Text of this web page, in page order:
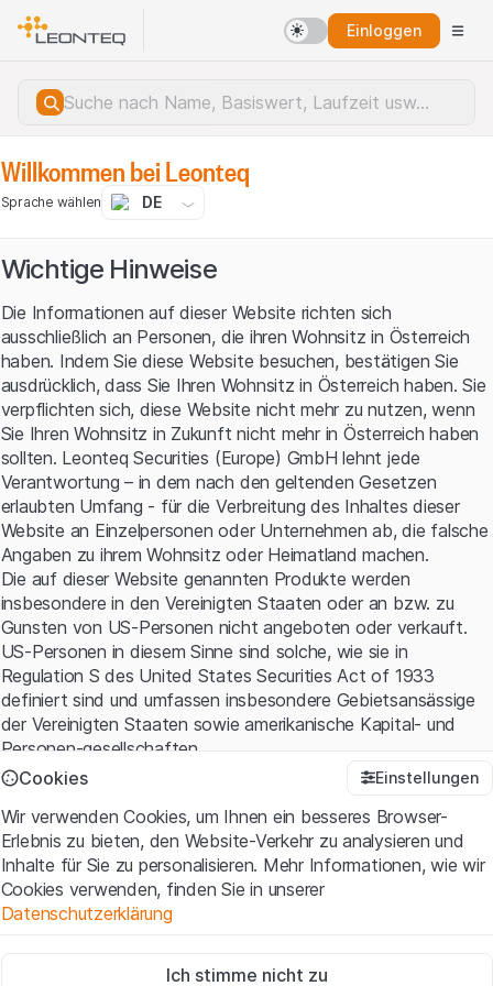
Einloggen
Serverfehler.
Willkommen bei Leonteq
Sprache wählen DE
Wichtige Hinweise
Die Informationen auf dieser Website richten sich
ausschließlich an Personen, die ihren Wohnsitz in Österreich
haben. Indem Sie diese Website besuchen, bestätigen Sie
ausdrücklich, dass Sie Ihren Wohnsitz in Österreich haben. Sie
verpflichten sich, diese Website nicht mehr zu nutzen, wenn
Sie Ihren Wohnsitz in Zukunft nicht mehr in Österreich haben
sollten. Leonteq Securities (Europe) GmbH lehnt jede
Verantwortung – in dem nach den geltenden Gesetzen
erlaubten Umfang - für die Verbreitung des Inhaltes dieser
Website an Einzelpersonen oder Unternehmen ab, die falsche
Angaben zu ihrem Wohnsitz oder Heimatland machen.
Die auf dieser Website genannten Produkte werden
insbesondere in den Vereinigten Staaten oder an bzw. zu
Gunsten von US-Personen nicht angeboten oder verkauft.
US-Personen in diesem Sinne sind solche, wie sie in
Regulation S des United States Securities Act of 1933
definiert sind und umfassen insbesondere Gebietsansässige
der Vereinigten Staaten sowie amerikanische Kapital- und
Personen-gesellschaften.
Mit dem Zugriff auf diese Website erklären Sie, dass Sie die
rechtlichen Informationen und die wichtigen Hinweise und
Nutzungsbedingungen verstanden haben und akzeptieren.
Wenn Sie mit denNutzungsbedingungennicht einverstanden
sind, unterlassen Sie bitte den Zugriff auf diese Website.
Kein Angebot, keine Aufforderung zum Kauf
Cookies Einstellungen
Wir verwenden Cookies, um Ihnen ein besseres Browser-
Erlebnis zu bieten, den Website-Verkehr zu analysieren und
Inhalte für Sie zu personalisieren. Mehr Informationen, wie wir
Cookies verwenden, finden Sie in unserer
Datenschutzerklärung
Diese Cookies sind für die Website erforderlich und können nicht
Ich stimme nicht zu